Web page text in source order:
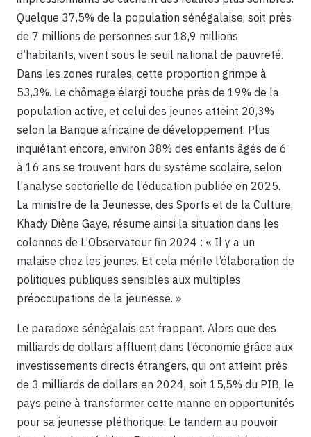
Quelque 37,5% de la population sénégalaise, soit près
de 7 millions de personnes sur 18,9 millions
d’habitants, vivent sous le seuil national de pauvreté.
Dans les zones rurales, cette proportion grimpe à
53,3%. Le chômage élargi touche près de 19% de la
population active, et celui des jeunes atteint 20,3%
selon la Banque africaine de développement. Plus
inquiétant encore, environ 38% des enfants âgés de 6
à 16 ans se trouvent hors du système scolaire, selon
l’analyse sectorielle de l’éducation publiée en 2025.
La ministre de la Jeunesse, des Sports et de la Culture,
Khady Diène Gaye, résume ainsi la situation dans les
colonnes de L’Observateur fin 2024 : « Il y a un
malaise chez les jeunes. Et cela mérite l’élaboration de
politiques publiques sensibles aux multiples
préoccupations de la jeunesse. »
Le paradoxe sénégalais est frappant. Alors que des
milliards de dollars affluent dans l’économie grâce aux
investissements directs étrangers, qui ont atteint près
de 3 milliards de dollars en 2024, soit 15,5% du PIB, le
pays peine à transformer cette manne en opportunités
pour sa jeunesse pléthorique. Le tandem au pouvoir